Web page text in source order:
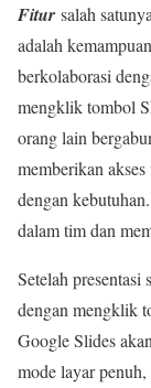
Fitur salah
adalah
berkolaborasi
mengklik tombol
orang lain
memberikan
dengan
dalam tim dan
Setelah presentasi
dengan mengklik
Google Slides
mode layar